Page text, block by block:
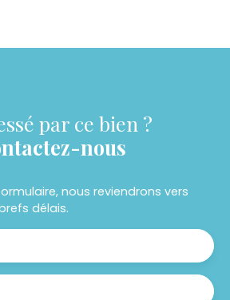
par ce bien ?
nous
nous reviendrons vers
délais.